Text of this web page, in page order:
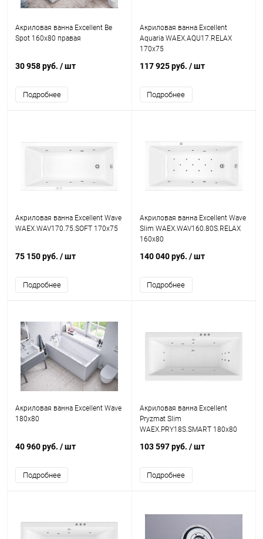
Акриловая ванна Excellent Be
Spot 160x80 правая
30 958 руб. / шт
Подробнее
Акриловая ванна Excellent
Aquaria WAEX.AQU17.RELAX
170x75
117 925 руб. / шт
Подробнее
Акриловая ванна Excellent Wave
WAEX.WAV170.75.SOFT 170x75
75 150 руб. / шт
Подробнее
Акриловая ванна Excellent Wave
Slim WAEX.WAV160.80S.RELAX
160x80
140 040 руб. / шт
Подробнее
Акриловая ванна Excellent Wave
180х80
40 960 руб. / шт
Подробнее
Акриловая ванна Excellent
Pryzmat Slim
WAEX.PRY18S.SMART 180x80
103 597 руб. / шт
Подробнее